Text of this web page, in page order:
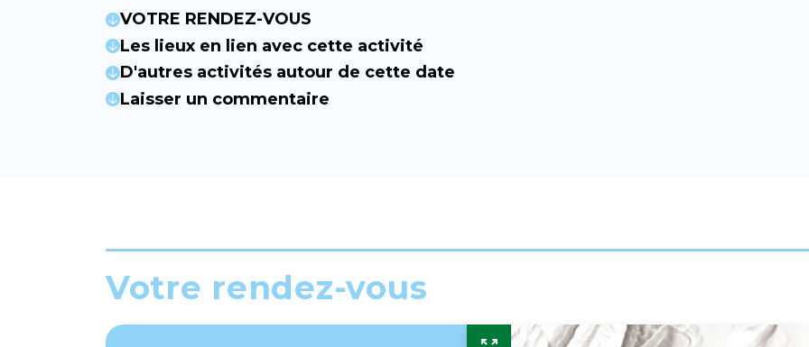
VOTRE RENDEZ-VOUS
Les lieux en lien avec cette activité
D'autres activités autour de cette date
Laisser un commentaire
Votre rendez-vous